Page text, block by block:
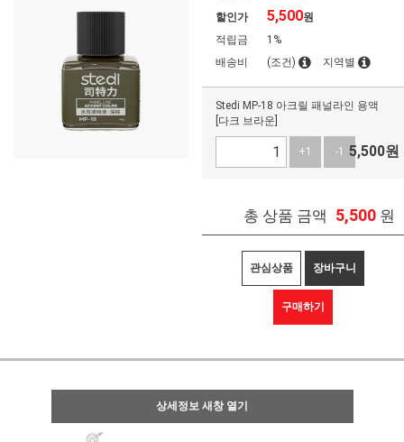
할인가
5,500원
적립금
1%
배송비
(조건) 지역별
Stedi MP-18 아크릴 패널라인 용액
[다크 브라운]
+1 -1 5,500원
총 상품 금액 5,500 원
관심상품 장바구니
구매하기
상세정보 새창 열기